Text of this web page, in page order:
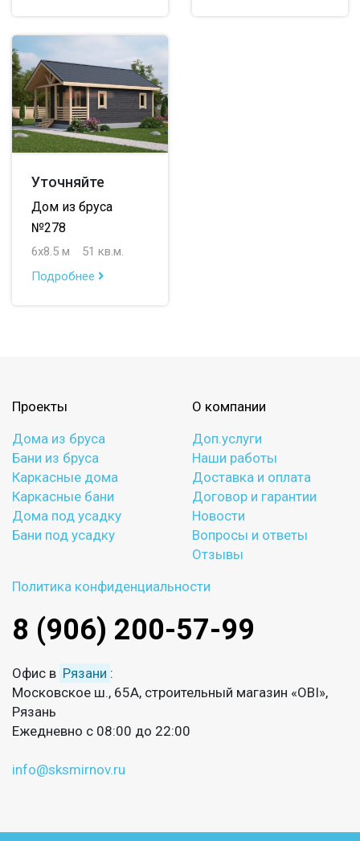
Уточняйте
Дом из бруса
№278
6х8.5 м
51 кв.м.
Подробнее
Проекты
Дома из бруса
Бани из бруса
Каркасные дома
Каркасные бани
Дома под усадку
Бани под усадку
О компании
Доп.услуги
Наши работы
Доставка и оплата
Договор и гарантии
Новости
Вопросы и ответы
Отзывы
Политика конфиденциальности
8 (906) 200-57-99
Офис в Рязани :
Московское ш., 65А, строительный магазин «OBI»,
Рязань
Ежедневно с 08:00 до 22:00
info@sksmirnov.ru